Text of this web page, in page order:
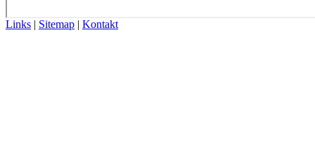
Links | Sitemap | Kontakt